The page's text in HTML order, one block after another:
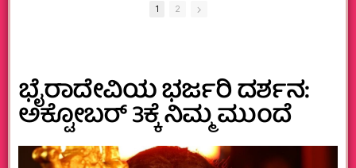
1 2
ಭೈರಾದೇವಿಯ ಭರ್ಜರಿ ದರ್ಶನ:
ಅಕ್ಟೋಬರ್ 3ಕ್ಕೆ ನಿಮ್ಮ ಮುಂದೆ